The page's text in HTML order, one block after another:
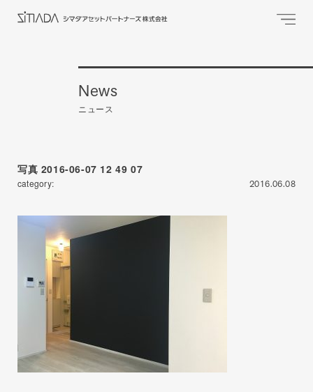
News
ニュース
写真 2016-06-07 12 49 07
category: 2016.06.08